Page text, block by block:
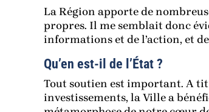
La Région apporte de
propres. Il me semblait donc
informations et de l’action, et
Qu’en est-il de l’État ?
Tout soutien est important. A
investissements, la Ville a